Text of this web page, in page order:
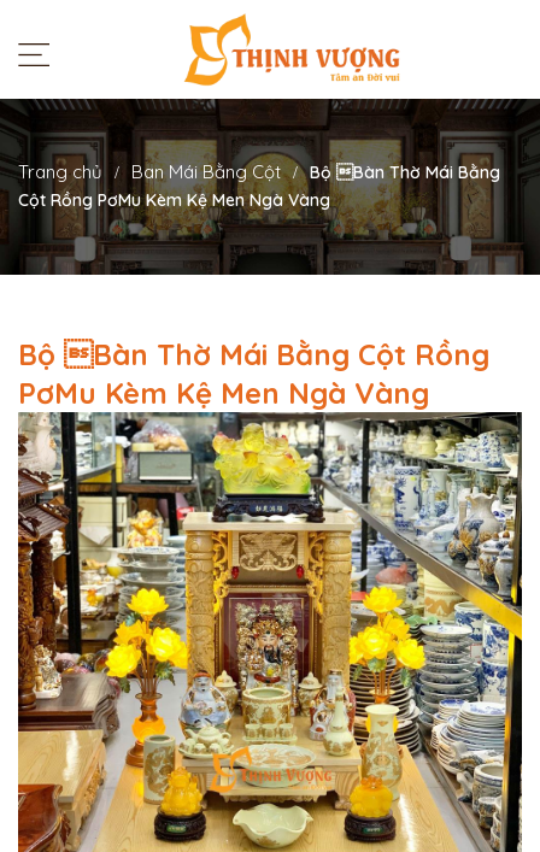
Trang chủ Ban Mái Bằng Cột
Bộ Bàn Thờ Mái Bằng
Cột Rồng PơMu Kèm Kệ Men Ngà Vàng
Bộ Bàn Thờ Mái Bằng Cột Rồng
PơMu Kèm Kệ Men Ngà Vàng